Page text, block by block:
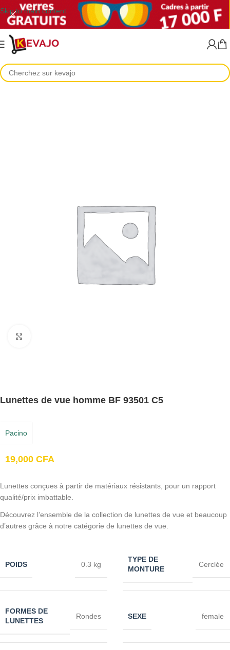
Skip to main content
Accueil Lunettes de vue Lunettes de vue homme
Lunettes de vue homme BF 93501 C5
Pacino
19,000 CFA
Lunettes conçues à partir de matériaux résistants, pour un rapport
qualité/prix imbattable.
Découvrez l’ensemble de la collection de lunettes de vue et beaucoup
d’autres grâce à notre catégorie de lunettes de vue.
POIDS 0.3 kg
TYPE DE
MONTURE
Cerclée
FORMES DE
LUNETTES
Rondes SEXE female